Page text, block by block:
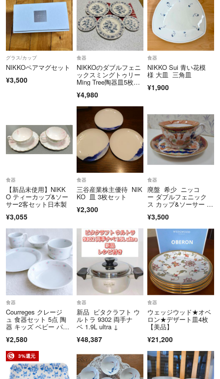
日の発送になります。
配送中の事故・不着・破損等の責任は当方では負いかねます。
時間指定や、受付番号が必要な方はコメントをお願いします。
受取日時、受取評価、コンビニでのお支払いは、急ぎませんので、ご購
入様のご都合に合わせてお願いいたします^^
発送までの日数は余裕を持って長く設定してありますが、発送の準備が
整い次第発送させていただきます。
よろしくお願いします。
グラス/カップ
NIKKOペアマグセット
¥3,500
食器
NIKKOのダブルフェニ
ックスミングトゥリー
Ming Tree陶器皿5枚セ
¥4,980
食器
NIKKO Sui 青い花模
様 大皿 三角皿
¥1,900
食器
【新品未使用】NIKK
O ティーカップ&ソー
サー2客セット日本製
¥3,055
食器
三谷産業株主優待 NIK
KO 皿 3枚セット
¥2,300
食器
廃盤 希少 ニッコ
ー ダブルフェニック
ス カップ&ソーサー 1
¥3,500
食器
Courreges クレージ
ュ 食器セット 5点 陶
器 キッズ ベビー パス
¥2,580
食器
新品 ビタクラフト ウ
ルトラ 9302 両手ナ
ベ 1.9L ultra ↓
¥48,387
食器
ウェッジウッド★オベ
ロン★デザート皿4枚
【美品】
¥21,200
3%還元